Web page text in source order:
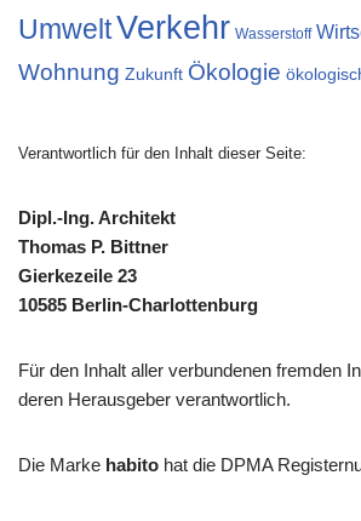
UmweltVerkehr Wasserstoff
Wohnung Zukunft Ökologie
Verantwortlich für den Inhalt dieser Seite:
Dipl.-Ing. Architekt
Thomas P. Bittner
Gierkezeile 23
10585 Berlin-Charlottenburg
Für den Inhalt aller verbundenen fremden
deren Herausgeber verantwortlich.
Die Marke habito hat die DPMA